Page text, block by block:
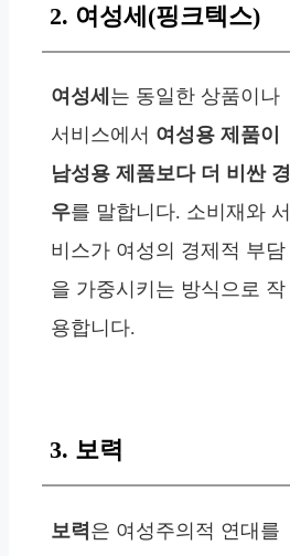
2. 여성세(핑크텍스)
여성세 는 동일한 상품이나
서비스에서 여성용 제품이
남성용 제품보다 더 비싼 경
우를 말합니다. 소비재와 서
비스가 여성의 경제적 부담
을 가중시키는 방식으로 작
용합니다.
3. 보력
보력 은 여성주의적 연대를